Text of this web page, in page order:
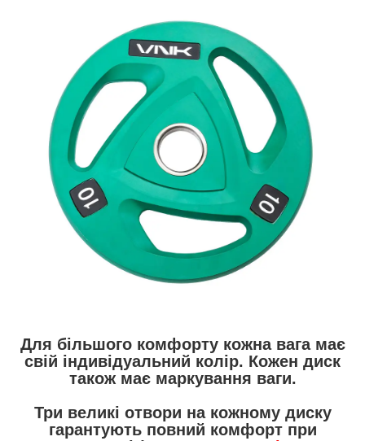
Для більшого комфорту кожна вага має
свій індивідуальний колір. Кожен диск
також має маркування ваги.
Три великі отвори на кожному диску
гарантують повний комфорт при